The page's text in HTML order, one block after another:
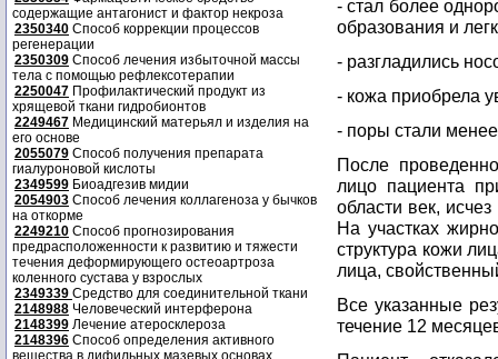
содержащие антагонист и фактор некроза
2350340 Способ коррекции процессов
регенерации
2350309 Способ лечения избыточной массы
тела с помощью рефлексотерапии
2250047 Профилактический продукт из
хрящевой ткани гидробионтов
2249467 Медицинский матерьял и изделия на
его основе
2055079 Способ получения препарата
гиалуроновой кислоты
2349599 Биоадгезив мидии
2054903 Способ лечения коллагеноза у бычков
на откорме
2249210 Способ прогнозирования
предрасположенности к развитию и тяжести
течения деформирующего остеоартроза
коленного сустава у взрослых
2349339 Средство для соединительной ткани
2148988 Человеческий интерферона
2148399 Лечение атеросклероза
2148396 Способ определения активного
вещества в дифильных мазевых основах
- стал более
образования и
- разгладились
- кожа приобрела
- поры стали
После
лицо пациента
области век,
На участках
структура кожи
лица,
Все указанные
течение 12